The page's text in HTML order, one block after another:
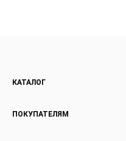
КАТАЛОГ
Розы
ПОКУПАТЕЛЯМ